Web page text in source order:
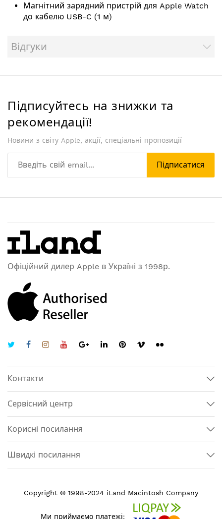
Магнітний зарядний пристрій для Apple Watch
до кабелю USB-C (1 м)
Відгуки
Підписуйтесь на знижки та
рекомендації!
Новини з світу Apple, акції, спеціальні пропозиції
Підписатися
Офіційний дилер Apple в Україні з 1998р.
Контакти
Сервісний центр
Корисні посилання
Швидкі посилання
Copyright © 1998-2024 iLand Macintosh Company
Ми приймаємо платежі: